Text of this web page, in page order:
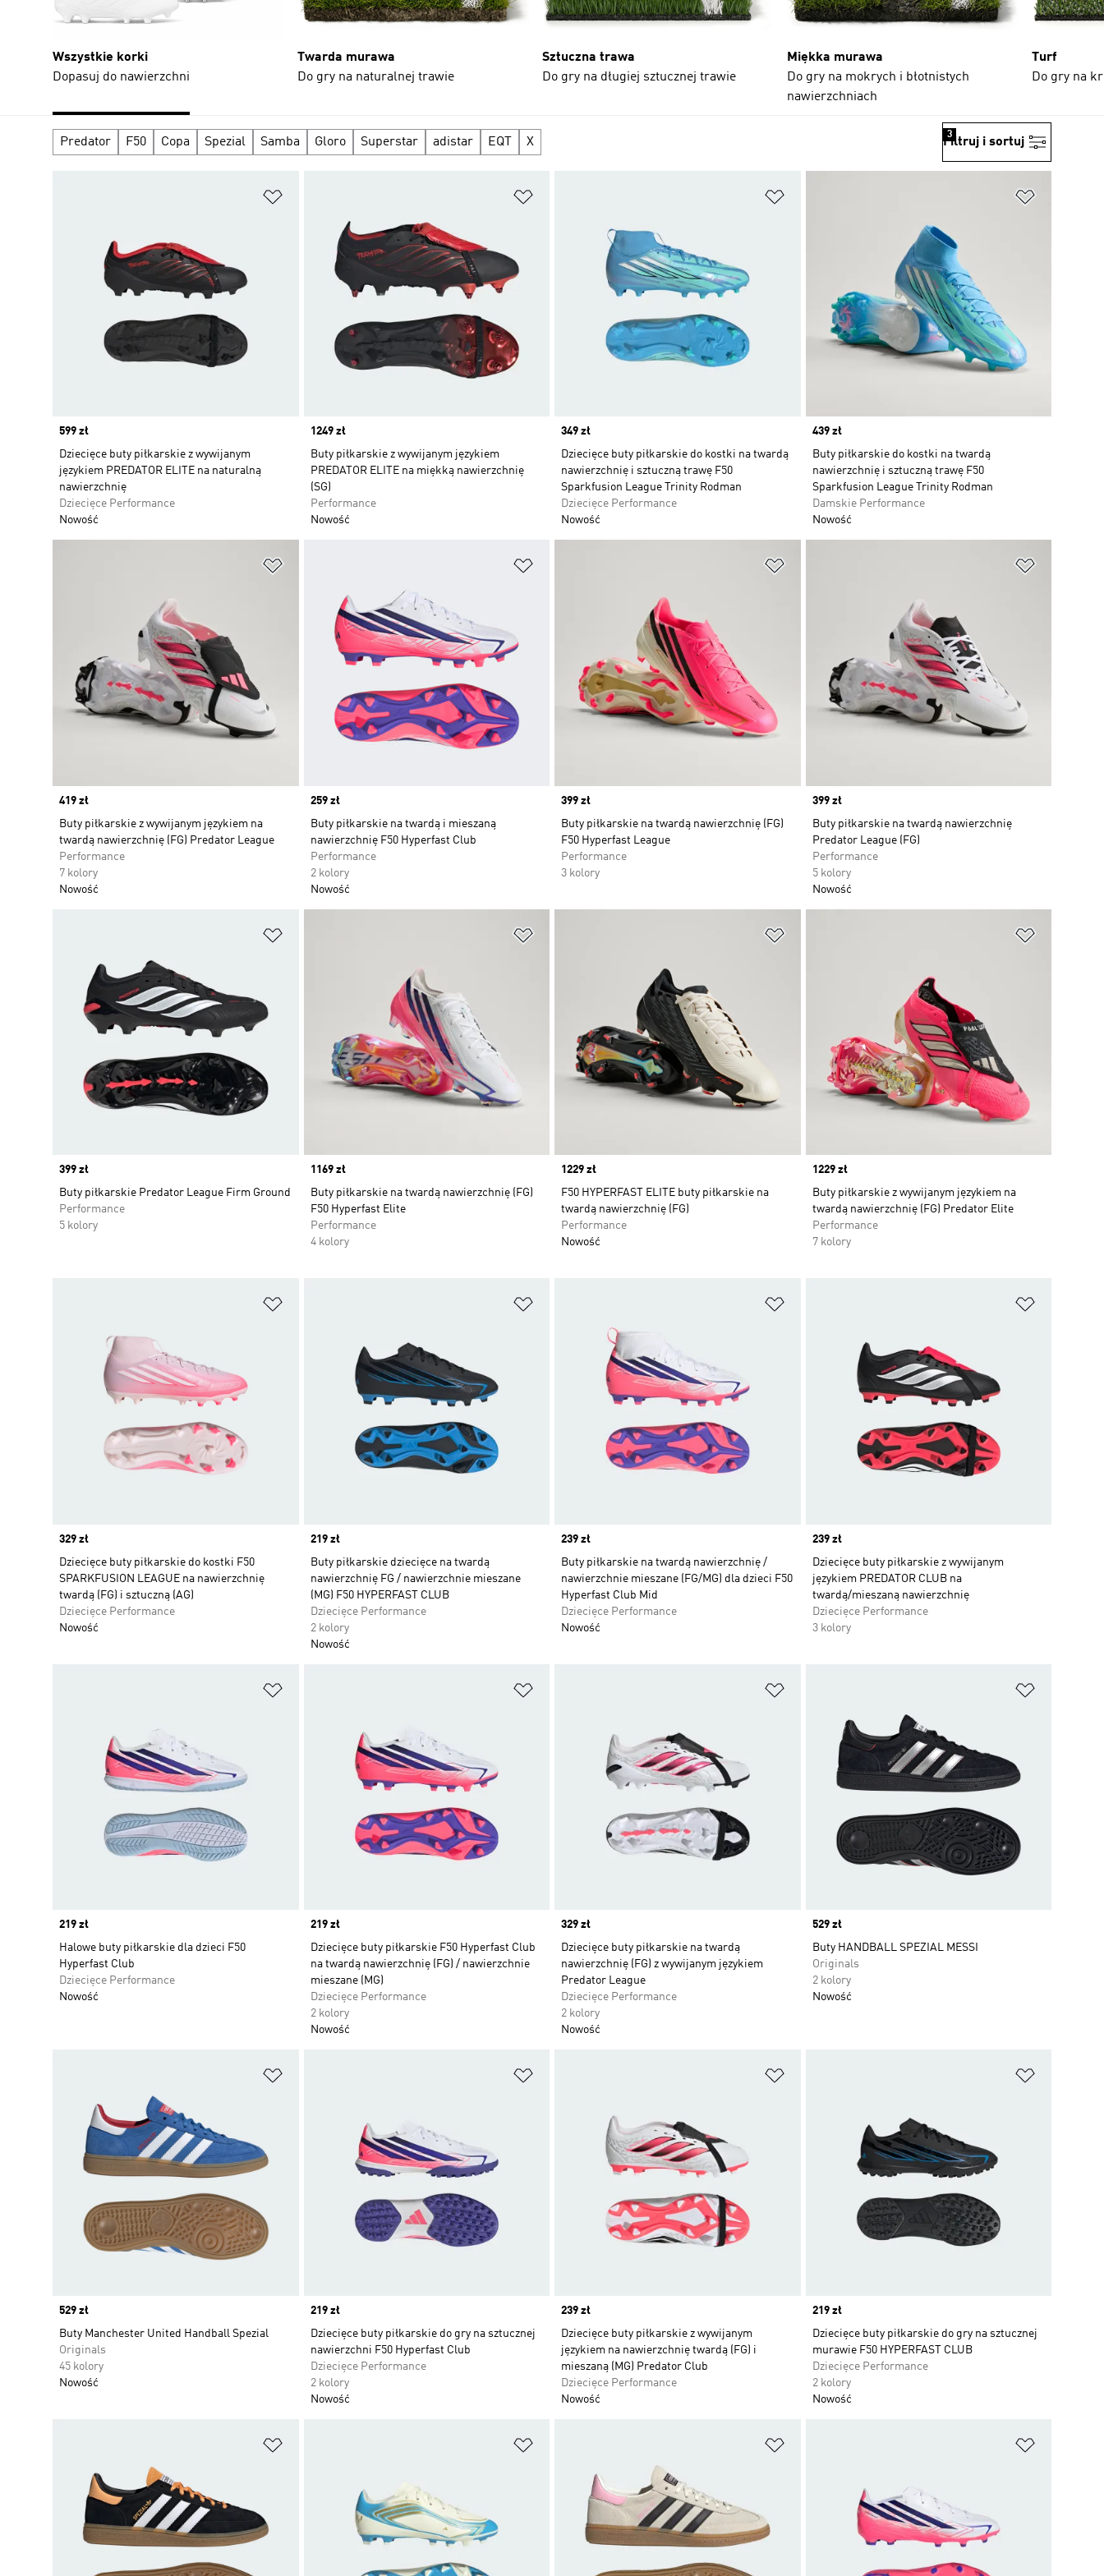
Wszystkie korki
Dopasuj do nawierzchni
Twarda murawa
Do gry na naturalnej trawie
Sztuczna trawa
Do gry na długiej sztucznej trawie
Miękka murawa
Do gry na mokrych i błotnistych
nawierzchniach
Turf
Do gry na
Predator F50 Copa Spezial Samba Gloro Superstar adistar EQT X Filtruj i sortuj
3
Price
599 zł
Dziecięce buty piłkarskie z wywijanym
językiem PREDATOR ELITE na naturalną
nawierzchnię
Dziecięce Performance
Nowość
Price
1249 zł
Buty piłkarskie z wywijanym językiem
PREDATOR ELITE na miękką nawierzchnię
(SG)
Performance
Nowość
Price
349 zł
Dziecięce buty piłkarskie do kostki na twardą
nawierzchnię i sztuczną trawę F50
Sparkfusion League Trinity Rodman
Dziecięce Performance
Nowość
Price
439 zł
Buty piłkarskie do kostki na twardą
nawierzchnię i sztuczną trawę F50
Sparkfusion League Trinity Rodman
Damskie Performance
Nowość
Price
419 zł
Buty piłkarskie z wywijanym językiem na
twardą nawierzchnię (FG) Predator League
Performance
7 kolory
Nowość
Price
259 zł
Buty piłkarskie na twardą i mieszaną
nawierzchnię F50 Hyperfast Club
Performance
2 kolory
Nowość
Price
399 zł
Buty piłkarskie na twardą nawierzchnię (FG)
F50 Hyperfast League
Performance
3 kolory
Price
399 zł
Buty piłkarskie na twardą nawierzchnię
Predator League (FG)
Performance
5 kolory
Nowość
Price
399 zł
Buty piłkarskie Predator League Firm Ground
Performance
5 kolory
Price
1169 zł
Buty piłkarskie na twardą nawierzchnię (FG)
F50 Hyperfast Elite
Performance
4 kolory
Price
1229 zł
F50 HYPERFAST ELITE buty piłkarskie na
twardą nawierzchnię (FG)
Performance
Nowość
Price
1229 zł
Buty piłkarskie z wywijanym językiem na
twardą nawierzchnię (FG) Predator Elite
Performance
7 kolory
Price
329 zł
Dziecięce buty piłkarskie do kostki F50
SPARKFUSION LEAGUE na nawierzchnię
twardą (FG) i sztuczną (AG)
Dziecięce Performance
Nowość
Price
219 zł
Buty piłkarskie dziecięce na twardą
nawierzchnię FG / nawierzchnie mieszane
(MG) F50 HYPERFAST CLUB
Dziecięce Performance
2 kolory
Nowość
Price
239 zł
Buty piłkarskie na twardą nawierzchnię /
nawierzchnie mieszane (FG/MG) dla dzieci F50
Hyperfast Club Mid
Dziecięce Performance
Nowość
Price
239 zł
Dziecięce buty piłkarskie z wywijanym
językiem PREDATOR CLUB na
twardą/mieszaną nawierzchnię
Dziecięce Performance
3 kolory
Price
219 zł
Halowe buty piłkarskie dla dzieci F50
Hyperfast Club
Dziecięce Performance
Nowość
Price
219 zł
Dziecięce buty piłkarskie F50 Hyperfast Club
na twardą nawierzchnię (FG) / nawierzchnie
mieszane (MG)
Dziecięce Performance
2 kolory
Nowość
Price
329 zł
Dziecięce buty piłkarskie na twardą
nawierzchnię (FG) z wywijanym językiem
Predator League
Dziecięce Performance
2 kolory
Nowość
Price
529 zł
Buty HANDBALL SPEZIAL MESSI
Originals
2 kolory
Nowość
Price
529 zł
Buty Manchester United Handball Spezial
Originals
45 kolory
Nowość
Price
219 zł
Dziecięce buty piłkarskie do gry na sztucznej
nawierzchni F50 Hyperfast Club
Dziecięce Performance
2 kolory
Nowość
Price
239 zł
Dziecięce buty piłkarskie z wywijanym
językiem na nawierzchnię twardą (FG) i
mieszaną (MG) Predator Club
Dziecięce Performance
Nowość
Price
219 zł
Dziecięce buty piłkarskie do gry na sztucznej
murawie F50 HYPERFAST CLUB
Dziecięce Performance
2 kolory
Nowość